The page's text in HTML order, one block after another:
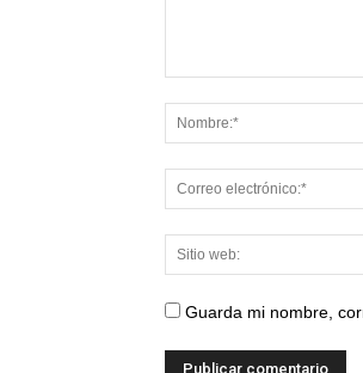
Guarda mi nombre,